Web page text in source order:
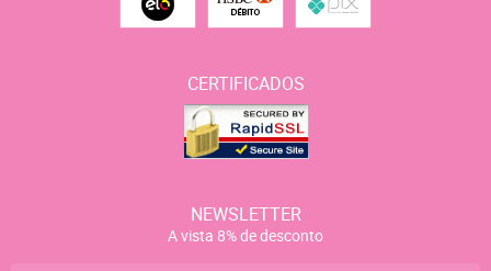
CERTIFICADOS
NEWSLETTER
A vista 8% de desconto